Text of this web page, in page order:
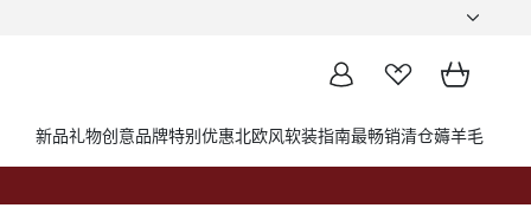
新品礼物创意品牌特别优惠北欧风软装指南最畅销清仓薅羊毛